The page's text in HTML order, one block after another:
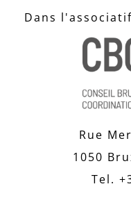
Dans l'associatif
Rue
1050
Tel.